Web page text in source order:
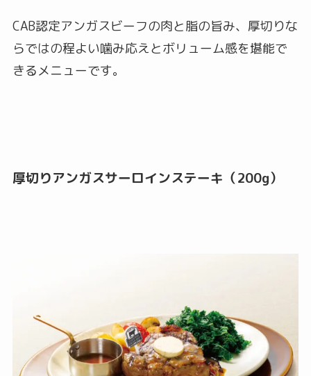
CAB認定アンガスビーフの肉と脂の旨み、厚切りな
らではの程よい噛み応えとボリューム感を堪能で
きるメニューです。
厚切りアンガスサーロインステーキ（200g）